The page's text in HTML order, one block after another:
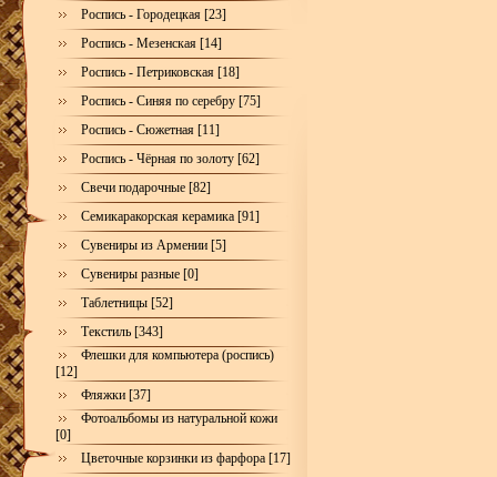
Роспись - Городецкая [23]
Роспись - Мезенская [14]
Роспись - Петриковская [18]
Роспись - Синяя по серебру [75]
Роспись - Сюжетная [11]
Роспись - Чёрная по золоту [62]
Свечи подарочные [82]
Семикаракорская керамика [91]
Сувениры из Армении [5]
Сувениры разные [0]
Таблетницы [52]
Текстиль [343]
Флешки для компьютера (роспись)
[12]
Фляжки [37]
Фотоальбомы из натуральной кожи
[0]
Цветочные корзинки из фарфора [17]